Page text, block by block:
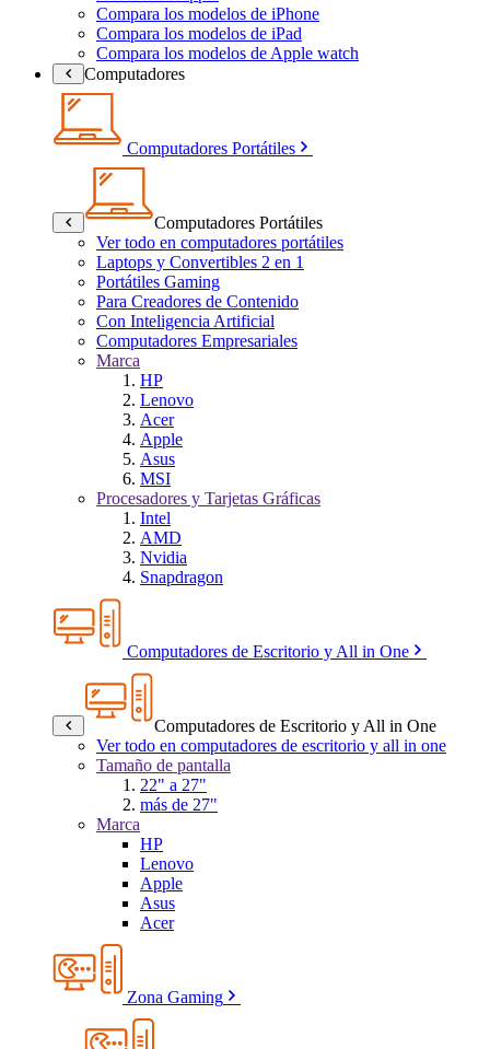
Compara los modelos de iPhone
Compara los modelos de iPad
Compara los modelos de Apple watch
Computadores
Computadores Portátiles
Computadores Portátiles
Ver todo en computadores portátiles
Laptops y Convertibles 2 en 1
Portátiles Gaming
Para Creadores de Contenido
Con Inteligencia Artificial
Computadores Empresariales
Marca
HP
Lenovo
Acer
Apple
Asus
MSI
Procesadores y Tarjetas Gráficas
Intel
AMD
Nvidia
Snapdragon
Computadores de Escritorio y All in One
Computadores de Escritorio y All in One
Ver todo en computadores de escritorio y all in one
Tamaño de pantalla
22" a 27"
más de 27"
Marca
HP
Lenovo
Apple
Asus
Acer
Zona Gaming